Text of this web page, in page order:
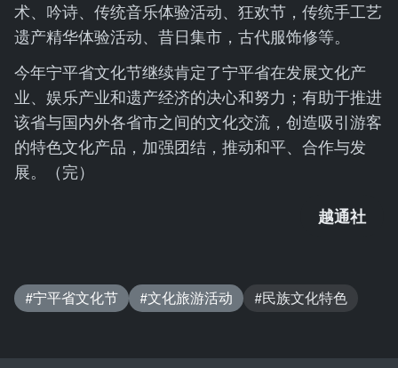
术、吟诗、传统音乐体验活动、狂欢节，传统手工艺
遗产精华体验活动、昔日集市，古代服饰修等。
今年宁平省文化节继续肯定了宁平省在发展文化产
业、娱乐产业和遗产经济的决心和努力；有助于推进
该省与国内外各省市之间的文化交流，创造吸引游客
的特色文化产品，加强团结，推动和平、合作与发
展。（完）
越通社
#宁平省文化节 #文化旅游活动 #民族文化特色